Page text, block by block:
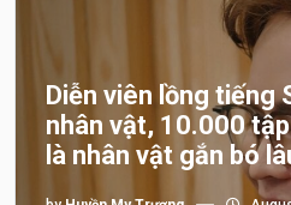
Diễn viên lồng tiếng
nhân vật, 10.000
là nhân vật gắn bó